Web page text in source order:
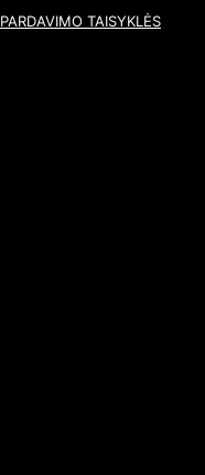
PARDAVIMO TAISYKLĖS